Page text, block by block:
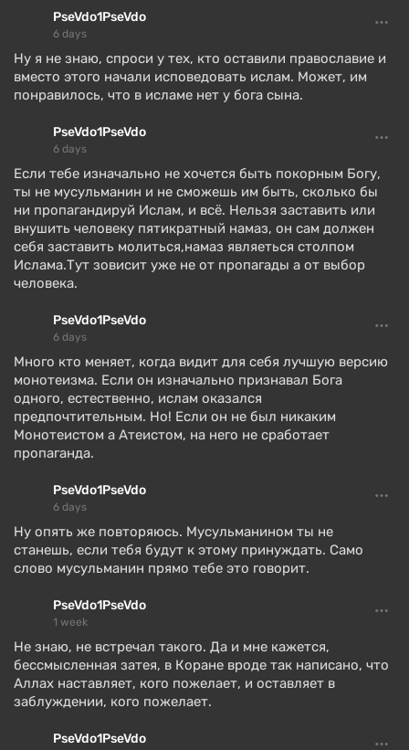
PseVdo1PseVdo
6 days
Ну я не знаю, спроси у тех, кто оставили православие и
вместо этого начали исповедовать ислам. Может, им
понравилось, что в исламе нет у бога сына.
PseVdo1PseVdo
6 days
Если тебе изначально не хочется быть покорным Богу,
ты не мусульманин и не сможешь им быть, сколько бы
ни пропагандируй Ислам, и всё. Нельзя заставить или
внушить человеку пятикратный намаз, он сам должен
себя заставить молиться,намаз являеться столпом
Ислама.Тут зовисит уже не от пропагады а от выбор
человека.
PseVdo1PseVdo
6 days
Много кто меняет, когда видит для себя лучшую версию
монотеизма. Если он изначально признавал Бога
одного, естественно, ислам оказался
предпочтительным. Но! Если он не был никаким
Монотеистом а Атеистом, на него не сработает
пропаганда.
PseVdo1PseVdo
6 days
Ну опять же повторяюсь. Мусульманином ты не
станешь, если тебя будут к этому принуждать. Само
слово мусульманин прямо тебе это говорит.
PseVdo1PseVdo
1 week
Не знаю, не встречал такого. Да и мне кажется,
бессмысленная затея, в Коране вроде так написано, что
Аллах наставляет, кого пожелает, и оставляет в
заблуждении, кого пожелает.
PseVdo1PseVdo